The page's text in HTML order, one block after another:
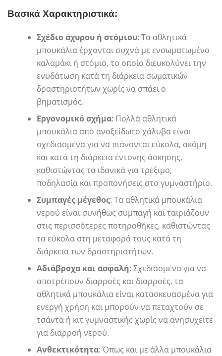
Βασικά Χαρακτηριστικά:
Σχέδιο άχυρου ή στόμιου: Τα αθλητικά
μπουκάλια έρχονται συχνά με ενσωματωμένο
καλαμάκι ή στόμιο, το οποίο διευκολύνει την
ενυδάτωση κατά τη διάρκεια σωματικών
δραστηριοτήτων χωρίς να σπάει ο
βηματισμός.
Εργονομικό σχήμα: Πολλά αθλητικά
μπουκάλια από ανοξείδωτο χάλυβα είναι
σχεδιασμένα για να πιάνονται εύκολα, ακόμη
και κατά τη διάρκεια έντονης άσκησης,
καθιστώντας τα ιδανικά για τρέξιμο,
ποδηλασία και προπονήσεις στο γυμναστήριο.
Συμπαγές μέγεθος: Τα αθλητικά μπουκάλια
νερού είναι συνήθως συμπαγή και ταιριάζουν
στις περισσότερες ποτηροθήκες, καθιστώντας
τα εύκολα στη μεταφορά τους κατά τη
διάρκεια των δραστηριοτήτων.
Αδιάβροχα και ασφαλή: Σχεδιασμένα για να
αποτρέπουν διαρροές και διαρροές, τα
αθλητικά μπουκάλια είναι κατασκευασμένα για
ενεργή χρήση και μπορούν να πεταχτούν σε
τσάντα ή κιτ γυμναστικής χωρίς να ανησυχείτε
για διαρροή νερού.
Ανθεκτικότητα: Όπως και με άλλα μπουκάλια